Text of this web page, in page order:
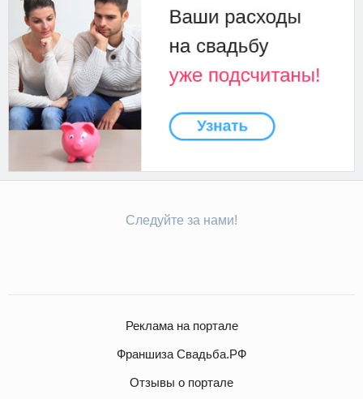
Следуйте за нами!
Реклама на портале
Франшиза Свадьба.РФ
Отзывы о портале